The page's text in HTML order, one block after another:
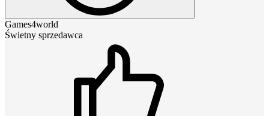
Games4world
Świetny sprzedawca